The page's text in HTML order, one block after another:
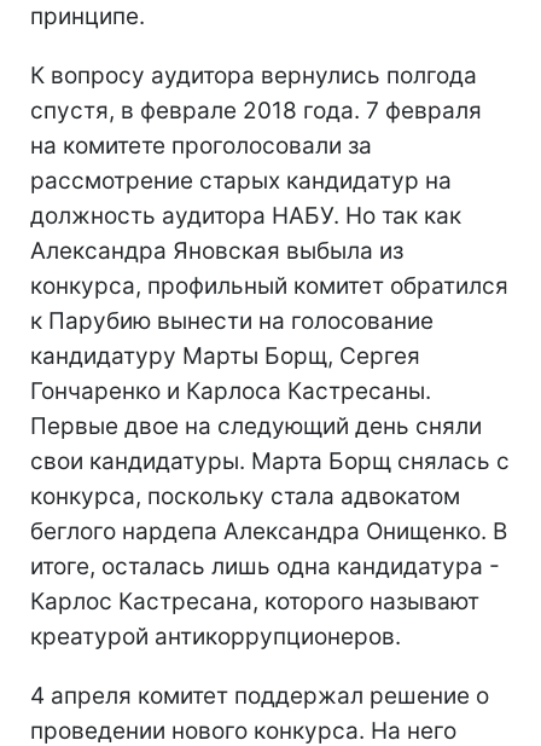
принципе.
К вопросу аудитора вернулись полгода
спустя, в феврале 2018 года. 7 февраля
на комитете проголосовали за
рассмотрение старых кандидатур на
должность аудитора НАБУ. Но так как
Александра Яновская выбыла из
конкурса, профильный комитет обратился
к Парубию вынести на голосование
кандидатуру Марты Борщ, Сергея
Гончаренко и Карлоса Кастресаны.
Первые двое на следующий день сняли
свои кандидатуры. Марта Борщ снялась с
конкурса, поскольку стала адвокатом
беглого нардепа Александра Онищенко. В
итоге, осталась лишь одна кандидатура -
Карлос Кастресана, которого называют
креатурой антикоррупционеров.
4 апреля комитет поддержал решение о
проведении нового конкурса. На него